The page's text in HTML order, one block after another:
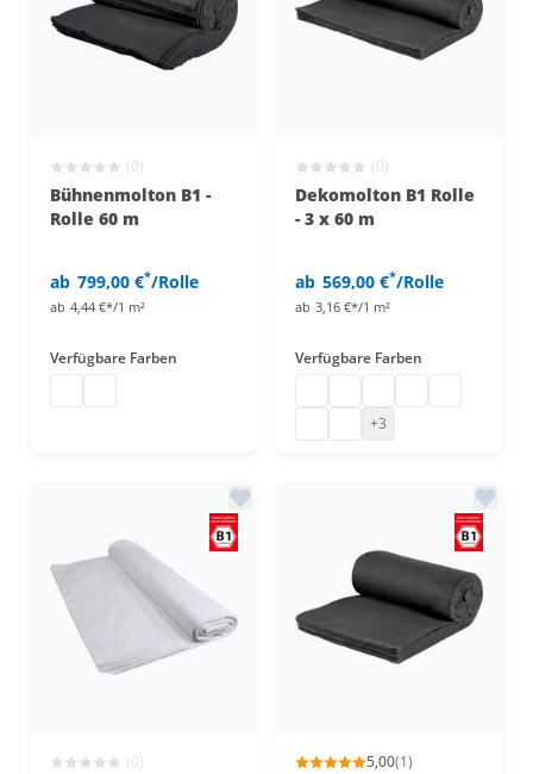
(0)
Bühnenmolton B1 -
Rolle 60 m
ab 799,00 €*/Rolle
ab 4,44 €*/1 m²
Verfügbare Farben
(0)
Dekomolton B1 Rolle
- 3 x 60 m
ab 569,00 €*/Rolle
ab 3,16 €*/1 m²
Verfügbare Farben
Dekomolton B1
Dekomolton B1
+3
(0) 5,00(1)